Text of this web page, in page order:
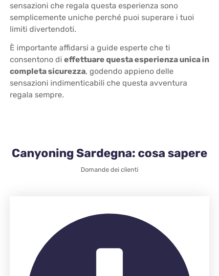
sensazioni che regala questa esperienza sono
semplicemente uniche perché puoi superare i tuoi
limiti divertendoti.
È importante affidarsi a guide esperte che ti
consentono di effettuare questa esperienza unica in
completa sicurezza, godendo appieno delle
sensazioni indimenticabili che questa avventura
regala sempre.
Canyoning Sardegna: cosa sapere
Domande dei clienti